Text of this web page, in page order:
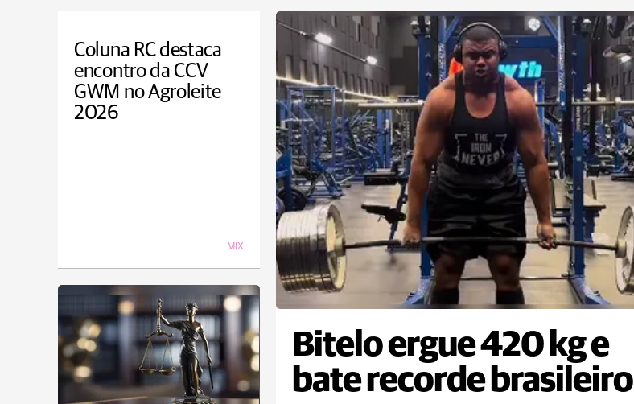
Coluna RC destaca
encontro da CCV
GWM no Agroleite
2026
MIX
Bitelo ergue 420 kg e
bate recorde brasileiro